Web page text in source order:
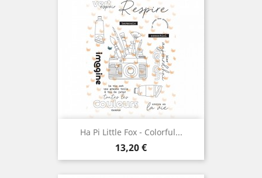
Ha Pi Little Fox - Colorful...
Prix
13,20 €